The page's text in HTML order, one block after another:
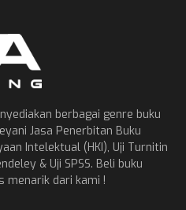
berbagai genre buku
Jasa Penerbitan Buku
Intelektual (HKI), Uji Turnitin
& Uji SPSS. Beli buku
menarik dari kami !